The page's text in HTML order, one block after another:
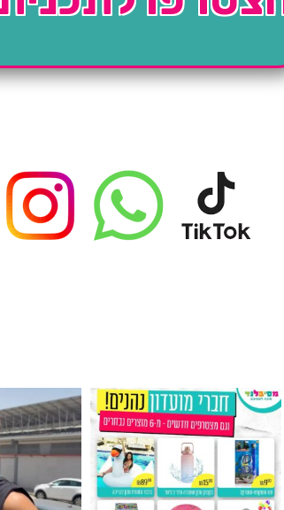
מין העובר רק במסיבלנד !! קיים
כוס נירוסטה ענקית שכול אחד